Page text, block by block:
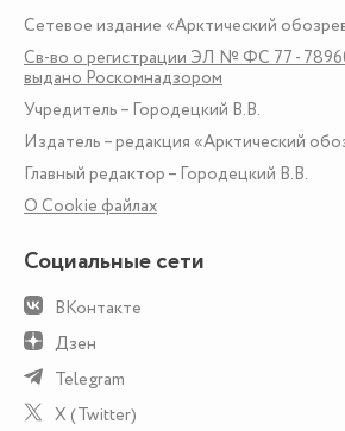
Сетевое издание «Арктический
Св-во о регистрации ЭЛ № ФС 77 -
выдано Роскомнадзором
Учредитель – Городецкий В.В.
Издатель – редакция «Арктический
Главный редактор – Городецкий В.В.
О Сookie файлах
Социальные сети
ВКонтакте
Дзен
Telegram
X (Twitter)